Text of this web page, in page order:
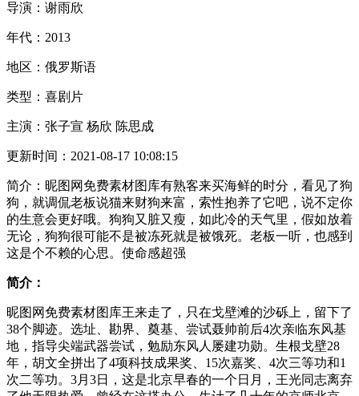
导演： 谢雨欣
年代： 2013
地区： 俄罗斯语
类型： 喜剧片
主演： 张子宣 杨欣 陈思成
更新时间： 2021-08-17 10:08:15
简介： 昵图网免费素材图库有熟客来买海鲜的时分，看见了狗
狗，就调侃老板说猫来财狗来富，索性抱养了它吧，说不定你
的生意会更好哦。狗狗又脏又瘦，如此冷的天气里，假如放着
无论，狗狗很可能不是被冻死就是被饿死。老板一听，也感到
这是个不赖的心思。使命感超强
简介：
昵图网免费素材图库王来走了，只在戈壁滩的沙砾上，留下了
38个脚迹。选址、勘界、奠基、尝试聂帅前后4次亲临东风基
地，指导尖端武器尝试，勉励东风人屡建功勋。生根戈壁28
年，胡文全拼出了4项科技成果奖、15次嘉奖、4次三等功和1
次二等功。3月3日，这是北京早春的一个日月，王光同志离弃